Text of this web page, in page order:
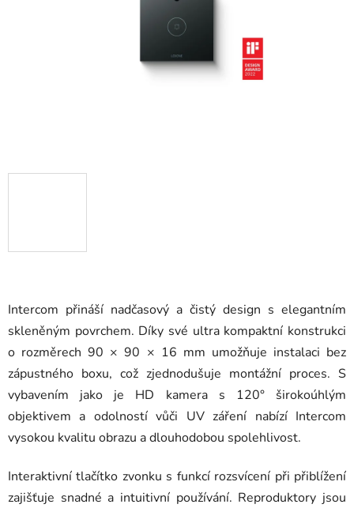
Intercom přináší nadčasový a čistý design s elegantním
skleněným povrchem. Díky své ultra kompaktní konstrukci
o rozměrech 90 × 90 × 16 mm umožňuje instalaci bez
zápustného boxu, což zjednodušuje montážní proces. S
vybavením jako je HD kamera s 120° širokoúhlým
objektivem a odolností vůči UV záření nabízí Intercom
vysokou kvalitu obrazu a dlouhodobou spolehlivost.
Interaktivní tlačítko zvonku s funkcí rozsvícení při přiblížení
zajišťuje snadné a intuitivní používání. Reproduktory jsou